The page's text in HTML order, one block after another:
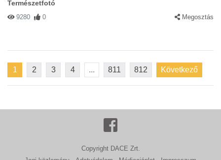
Természetfotó
9280 0 Megosztás
1 2 3 4 ... 811 812 Következő
Copyright DACE Zrt.